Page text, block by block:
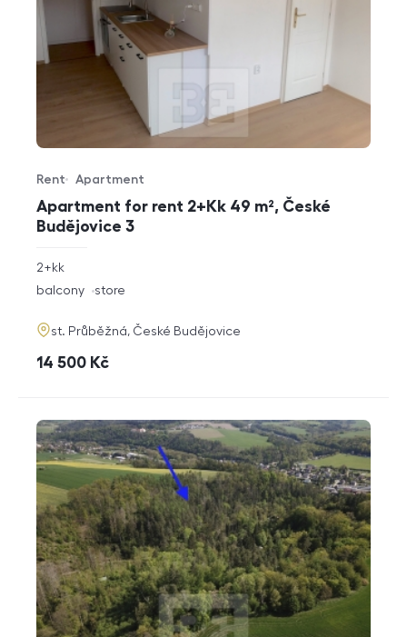
Apartment for rent 2+Kk 49 m², České
Budějovice 3
Offer type
Rent
Property type
Apartment
rozměry
2+kk
funkce
balcony store
adresa
st. Průběžná, České Budějovice
cena
14 500 Kč